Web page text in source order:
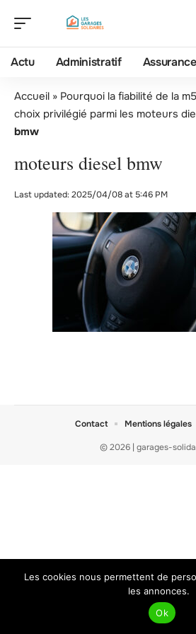
Actu Administratif Assurance
Accueil » Pourquoi la fiabilité de la
choix privilégié parmi les moteurs
bmw
moteurs diesel bmw
Last updated: 2025/04/08 at 5:46 PM
© 2026 | garages-
Contact Mentions légales
Les cookies nous permettent de
les annonces.
Ok